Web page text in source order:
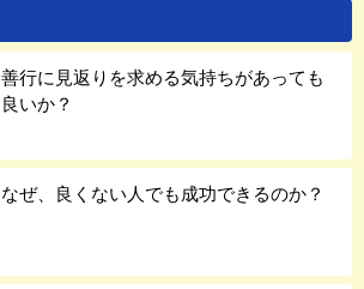
善行に見返りを求める気持ちがあっても
良いか？
なぜ、良くない人でも成功できるのか？